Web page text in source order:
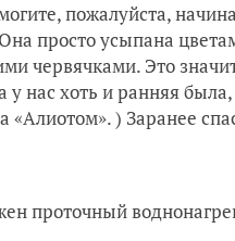
пожалуйста,
просто усыпана
червячками. Это
у нас хоть и ранняя
) Заранее
проточный